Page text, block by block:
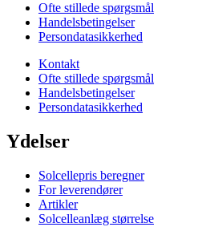
Ofte stillede spørgsmål
Handelsbetingelser
Persondatasikkerhed
Kontakt
Ofte stillede spørgsmål
Handelsbetingelser
Persondatasikkerhed
Ydelser
Solcellepris beregner
For leverendører
Artikler
Solcelleanlæg størrelse